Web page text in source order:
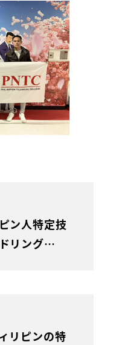
リピンの特
ン人特定技
リング…